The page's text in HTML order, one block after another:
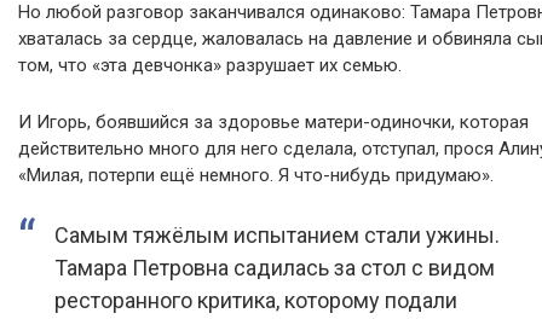
Но любой разговор заканчивался одинаково: Тамара
хваталась за сердце, жаловалась на давление и обвиняла
том, что «эта девчонка» разрушает их семью.
И Игорь, боявшийся за здоровье матери-одиночки, которая
действительно много для него сделала, отступал, прося
«Милая, потерпи ещё немного. Я что-нибудь придумаю».
Самым тяжёлым испытанием стали ужины.
Тамара Петровна садилась за стол с видом
ресторанного критика, которому подали